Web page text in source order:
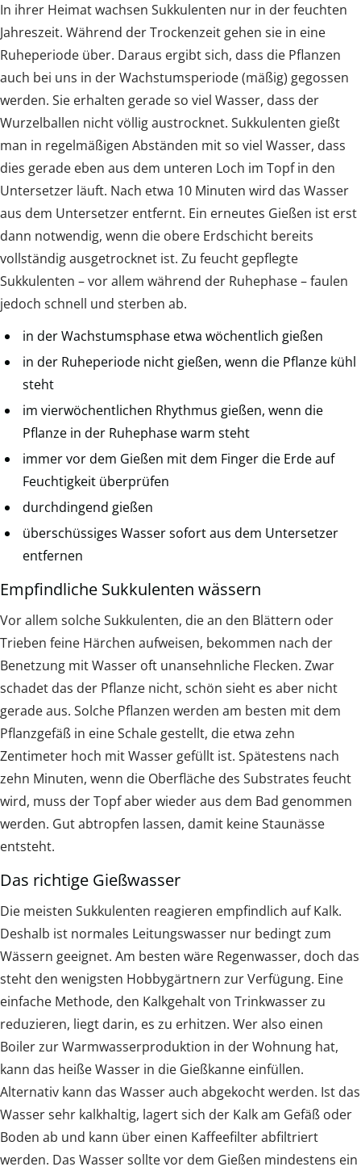
In ihrer Heimat wachsen Sukkulenten nur in der feuchten
Jahreszeit. Während der Trockenzeit gehen sie in eine
Ruheperiode über. Daraus ergibt sich, dass die Pflanzen
auch bei uns in der Wachstumsperiode (mäßig) gegossen
werden. Sie erhalten gerade so viel Wasser, dass der
Wurzelballen nicht völlig austrocknet. Sukkulenten gießt
man in regelmäßigen Abständen mit so viel Wasser, dass
dies gerade eben aus dem unteren Loch im Topf in den
Untersetzer läuft. Nach etwa 10 Minuten wird das Wasser
aus dem Untersetzer entfernt. Ein erneutes Gießen ist erst
dann notwendig, wenn die obere Erdschicht bereits
vollständig ausgetrocknet ist. Zu feucht gepflegte
Sukkulenten – vor allem während der Ruhephase – faulen
jedoch schnell und sterben ab.
in der Wachstumsphase etwa wöchentlich gießen
in der Ruheperiode nicht gießen, wenn die Pflanze kühl
steht
im vierwöchentlichen Rhythmus gießen, wenn die
Pflanze in der Ruhephase warm steht
immer vor dem Gießen mit dem Finger die Erde auf
Feuchtigkeit überprüfen
durchdingend gießen
überschüssiges Wasser sofort aus dem Untersetzer
entfernen
Empfindliche Sukkulenten wässern
Vor allem solche Sukkulenten, die an den Blättern oder
Trieben feine Härchen aufweisen, bekommen nach der
Benetzung mit Wasser oft unansehnliche Flecken. Zwar
schadet das der Pflanze nicht, schön sieht es aber nicht
gerade aus. Solche Pflanzen werden am besten mit dem
Pflanzgefäß in eine Schale gestellt, die etwa zehn
Zentimeter hoch mit Wasser gefüllt ist. Spätestens nach
zehn Minuten, wenn die Oberfläche des Substrates feucht
wird, muss der Topf aber wieder aus dem Bad genommen
werden. Gut abtropfen lassen, damit keine Staunässe
entsteht.
Das richtige Gießwasser
Die meisten Sukkulenten reagieren empfindlich auf Kalk.
Deshalb ist normales Leitungswasser nur bedingt zum
Wässern geeignet. Am besten wäre Regenwasser, doch das
steht den wenigsten Hobbygärtnern zur Verfügung. Eine
einfache Methode, den Kalkgehalt von Trinkwasser zu
reduzieren, liegt darin, es zu erhitzen. Wer also einen
Boiler zur Warmwasserproduktion in der Wohnung hat,
kann das heiße Wasser in die Gießkanne einfüllen.
Alternativ kann das Wasser auch abgekocht werden. Ist das
Wasser sehr kalkhaltig, lagert sich der Kalk am Gefäß oder
Boden ab und kann über einen Kaffeefilter abfiltriert
werden. Das Wasser sollte vor dem Gießen mindestens ein